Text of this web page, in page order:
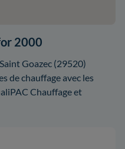
2000
Goazec (29520)
de chauffage avec les
Chauffage et